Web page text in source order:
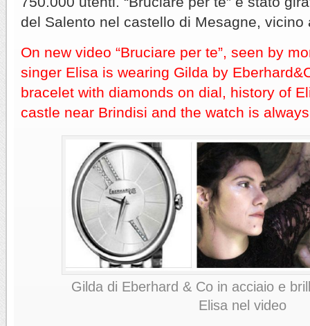
del Salento nel castello di Mesagne, vicino
On new video “Bruciare per te”, seen by
singer Elisa is wearing Gilda by
bracelet with diamonds on dial, history of
castle near Brindisi and the watch is
Gilda di Eberhard & Co in acciaio e
Elisa nel video